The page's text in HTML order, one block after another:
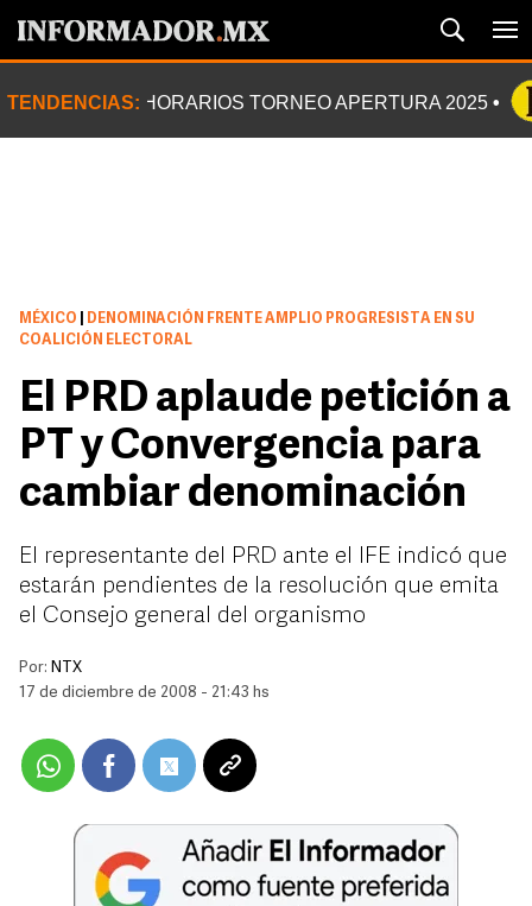
TENDENCIAS: HORARIOS TORNEO APERTURA 2025
MÉXICO
DENOMINACIÓN FRENTE AMPLIO PROGRESISTA EN SU
COALICIÓN ELECTORAL
El PRD aplaude petición a
PT y Convergencia para
cambiar denominación
El representante del PRD ante el IFE indicó que
estarán pendientes de la resolución que emita
el Consejo general del organismo
Por: NTX
17 de diciembre de 2008 - 21:43 hs